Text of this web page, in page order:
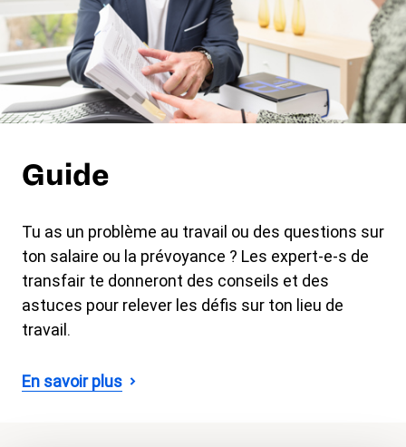
Guide
Tu as un problème au travail ou des questions sur
ton salaire ou la prévoyance ? Les expert-e-s de
transfair te donneront des conseils et des
astuces pour relever les défis sur ton lieu de
travail.
En savoir plus